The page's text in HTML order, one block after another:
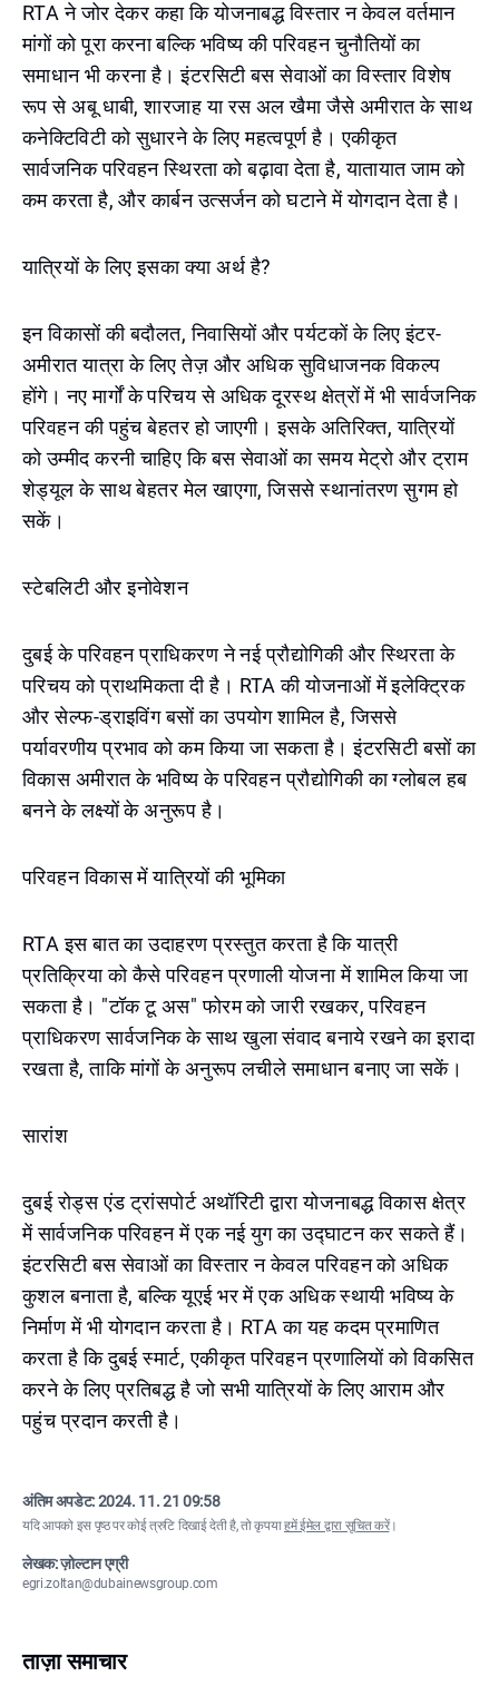
RTA ने जोर देकर कहा कि योजनाबद्ध विस्तार न केवल वर्तमान
मांगों को पूरा करना बल्कि भविष्य की परिवहन चुनौतियों का
समाधान भी करना है। इंटरसिटी बस सेवाओं का विस्तार विशेष
रूप से अबू धाबी, शारजाह या रस अल खैमा जैसे अमीरात के साथ
कनेक्टिविटी को सुधारने के लिए महत्वपूर्ण है। एकीकृत
सार्वजनिक परिवहन स्थिरता को बढ़ावा देता है, यातायात जाम को
कम करता है, और कार्बन उत्सर्जन को घटाने में योगदान देता है।
यात्रियों के लिए इसका क्या अर्थ है?
इन विकासों की बदौलत, निवासियों और पर्यटकों के लिए इंटर-
अमीरात यात्रा के लिए तेज़ और अधिक सुविधाजनक विकल्प
होंगे। नए मार्गों के परिचय से अधिक दूरस्थ क्षेत्रों में भी सार्वजनिक
परिवहन की पहुंच बेहतर हो जाएगी। इसके अतिरिक्त, यात्रियों
को उम्मीद करनी चाहिए कि बस सेवाओं का समय मेट्रो और ट्राम
शेड्यूल के साथ बेहतर मेल खाएगा, जिससे स्थानांतरण सुगम हो
सकें।
स्टेबलिटी और इनोवेशन
दुबई के परिवहन प्राधिकरण ने नई प्रौद्योगिकी और स्थिरता के
परिचय को प्राथमिकता दी है। RTA की योजनाओं में इलेक्ट्रिक
और सेल्फ-ड्राइविंग बसों का उपयोग शामिल है, जिससे
पर्यावरणीय प्रभाव को कम किया जा सकता है। इंटरसिटी बसों का
विकास अमीरात के भविष्य के परिवहन प्रौद्योगिकी का ग्लोबल हब
बनने के लक्ष्यों के अनुरूप है।
परिवहन विकास में यात्रियों की भूमिका
RTA इस बात का उदाहरण प्रस्तुत करता है कि यात्री
प्रतिक्रिया को कैसे परिवहन प्रणाली योजना में शामिल किया जा
सकता है। "टॉक टू अस" फोरम को जारी रखकर, परिवहन
प्राधिकरण सार्वजनिक के साथ खुला संवाद बनाये रखने का इरादा
रखता है, ताकि मांगों के अनुरूप लचीले समाधान बनाए जा सकें।
सारांश
दुबई रोड्स एंड ट्रांसपोर्ट अथॉरिटी द्वारा योजनाबद्ध विकास क्षेत्र
में सार्वजनिक परिवहन में एक नई युग का उद्घाटन कर सकते हैं।
इंटरसिटी बस सेवाओं का विस्तार न केवल परिवहन को अधिक
कुशल बनाता है, बल्कि यूएई भर में एक अधिक स्थायी भविष्य के
निर्माण में भी योगदान करता है। RTA का यह कदम प्रमाणित
करता है कि दुबई स्मार्ट, एकीकृत परिवहन प्रणालियों को विकसित
करने के लिए प्रतिबद्ध है जो सभी यात्रियों के लिए आराम और
पहुंच प्रदान करती है।
अंतिम अपडेट:2024. 11. 21 09:58
यदि आपको इस पृष्ठ पर कोई त्रुटि दिखाई देती है, तो कृपयाहमें ईमेल द्वारा सूचित करें।
लेखक: ज़ोल्टान एग्री
egri.zoltan@dubainewsgroup.com
ताज़ा समाचार